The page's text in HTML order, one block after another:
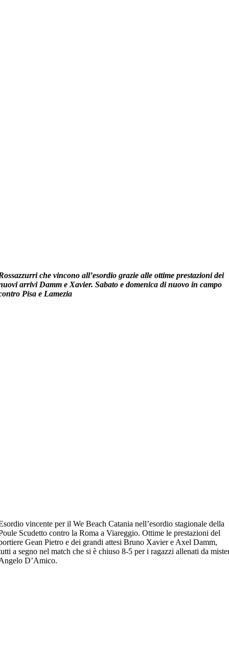
che vincono all’esordio grazie alle ottime prestazioni dei
arrivi Damm e Xavier. Sabato e domenica di nuovo in campo
Pisa e Lamezia
vincente per il We Beach Catania nell’esordio stagionale della
Scudetto contro la Roma a Viareggio. Ottime le prestazioni del
Gean Pietro e dei grandi attesi Bruno Xavier e Axel Damm,
a segno nel match che si è chiuso 8-5 per i ragazzi allenati da
D’Amico.